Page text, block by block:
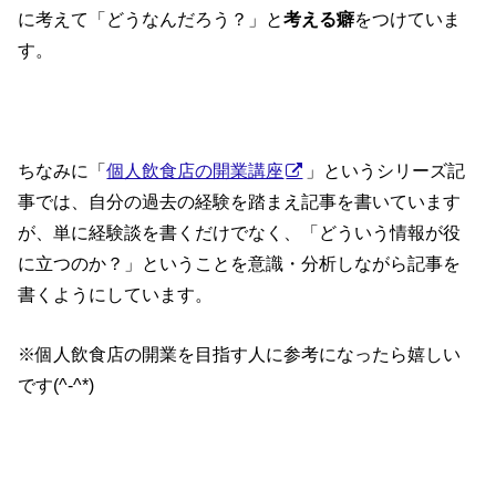
に考えて「どうなんだろう？」と考える癖をつけていま
す。
ちなみに「個人飲食店の開業講座
」というシリーズ記
事では、自分の過去の経験を踏まえ記事を書いています
が、単に経験談を書くだけでなく、「どういう情報が役
に立つのか？」ということを意識・分析しながら記事を
書くようにしています。
※個人飲食店の開業を目指す人に参考になったら嬉しい
です(^-^*)